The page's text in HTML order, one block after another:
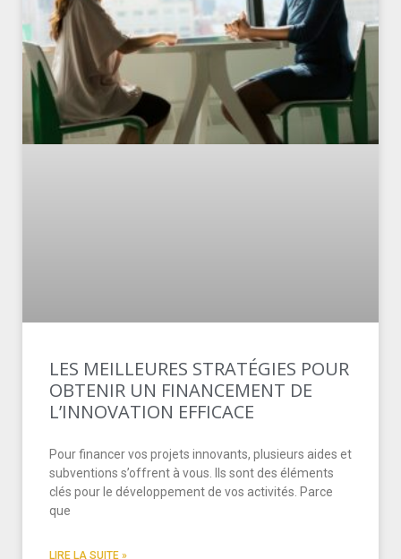
LES MEILLEURES STRATÉGIES POUR
OBTENIR UN FINANCEMENT DE
L’INNOVATION EFFICACE
Pour financer vos projets innovants, plusieurs aides et
subventions s’offrent à vous. Ils sont des éléments
clés pour le développement de vos activités. Parce
que
LIRE LA SUITE »